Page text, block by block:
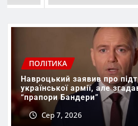
ПОЛІТИКА
Навроцький заявив про
української армії, але
“прапори Бандери”
Сер 7, 2026